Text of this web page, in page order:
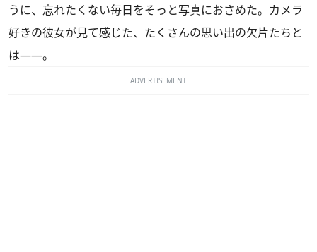
うに、忘れたくない毎日をそっと写真におさめた。カメラ
好きの彼女が見て感じた、たくさんの思い出の欠片たちと
は――。
ADVERTISEMENT